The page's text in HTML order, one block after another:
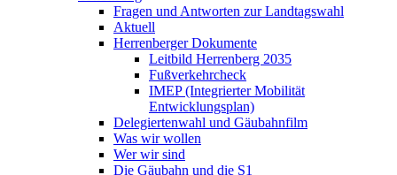
Fragen und Antworten zur Landtagswahl
Aktuell
Herrenberger Dokumente
Leitbild Herrenberg 2035
Fußverkehrcheck
IMEP (Integrierter Mobilität
Entwicklungsplan)
Delegiertenwahl und Gäubahnfilm
Was wir wollen
Wer wir sind
Die Gäubahn und die S1